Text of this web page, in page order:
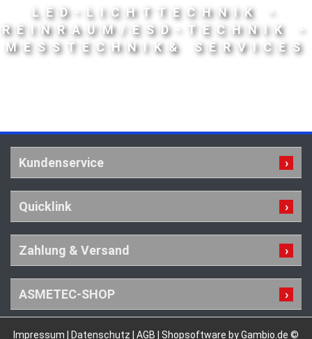
LED-LICHTTECHNIK -
REINRAUM/ESD-TECHNIK -
MESSTECHNIK& SERVICES
Kundenservice
Quicklink
Zahlung & Versand
ASMETEC-SHOP
Impressum | Datenschutz | AGB | Shopsoftware by Gambio.de ©